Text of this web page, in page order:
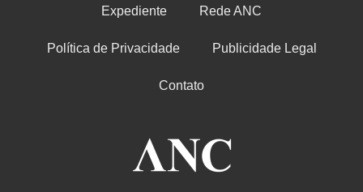
Expediente Rede ANC
Política de Privacidade Publicidade Legal
Contato